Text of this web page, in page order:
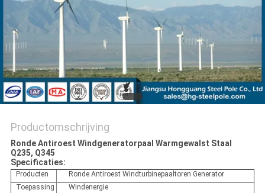
Productomschrijving
Ronde Antiroest Windgeneratorpaal Warmgewalst Staal
Q235, Q345
Specificaties:
Producten
Ronde Antiroest Windturbinepaaltoren Generator
Toepassing
Windenergie